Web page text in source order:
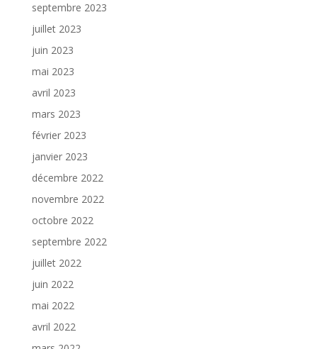
septembre 2023
juillet 2023
juin 2023
mai 2023
avril 2023
mars 2023
février 2023
janvier 2023
décembre 2022
novembre 2022
octobre 2022
septembre 2022
juillet 2022
juin 2022
mai 2022
avril 2022